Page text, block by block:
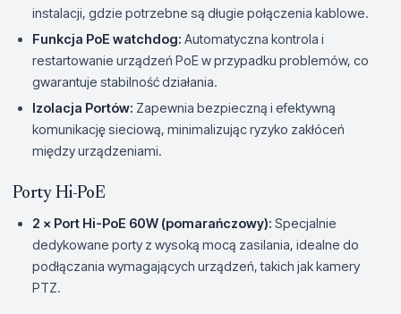
instalacji, gdzie potrzebne są długie połączenia kablowe.
Funkcja PoE watchdog: Automatyczna kontrola i
restartowanie urządzeń PoE w przypadku problemów, co
gwarantuje stabilność działania.
Izolacja Portów: Zapewnia bezpieczną i efektywną
komunikację sieciową, minimalizując ryzyko zakłóceń
między urządzeniami.
Porty Hi-PoE
2 × Port Hi-PoE 60W (pomarańczowy): Specjalnie
dedykowane porty z wysoką mocą zasilania, idealne do
podłączania wymagających urządzeń, takich jak kamery
PTZ.